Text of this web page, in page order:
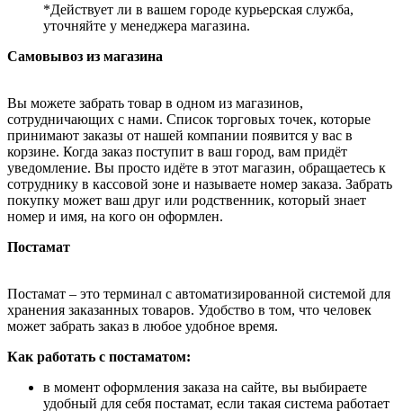
*Действует ли в вашем городе курьерская служба,
уточняйте у менеджера магазина.
Самовывоз из магазина
Вы можете забрать товар в одном из магазинов,
сотрудничающих с нами. Список торговых точек, которые
принимают заказы от нашей компании появится у вас в
корзине. Когда заказ поступит в ваш город, вам придёт
уведомление. Вы просто идёте в этот магазин, обращаетесь к
сотруднику в кассовой зоне и называете номер заказа. Забрать
покупку может ваш друг или родственник, который знает
номер и имя, на кого он оформлен.
Постамат
Постамат – это терминал с автоматизированной системой для
хранения заказанных товаров. Удобство в том, что человек
может забрать заказ в любое удобное время.
Как работать с постаматом:
в момент оформления заказа на сайте, вы выбираете
удобный для себя постамат, если такая система работает